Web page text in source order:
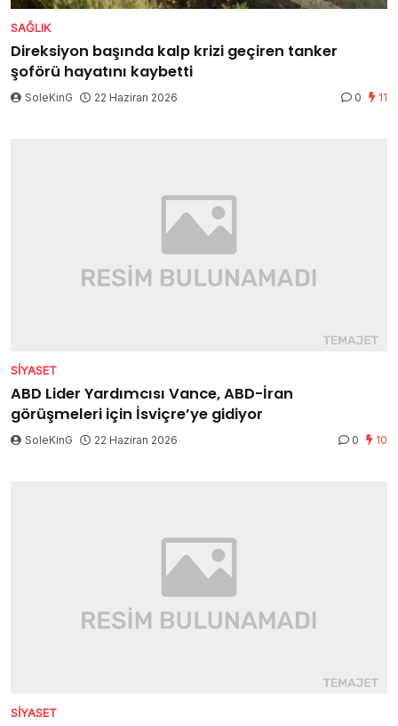
SAĞLIK
Direksiyon başında kalp krizi geçiren tanker
şoförü hayatını kaybetti
SoleKinG 22 Haziran 2026 0 11
SIYASET
ABD Lider Yardımcısı Vance, ABD-İran
görüşmeleri için İsviçre’ye gidiyor
SoleKinG 22 Haziran 2026 0 10
SIYASET